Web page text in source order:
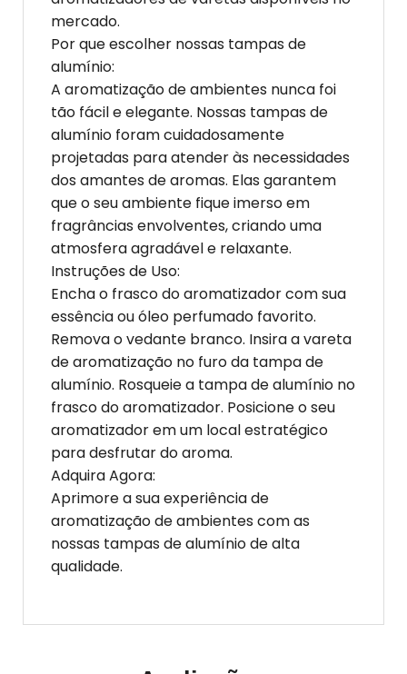
mercado.
Por que escolher nossas tampas de
alumínio:
A aromatização de ambientes nunca foi
tão fácil e elegante. Nossas tampas de
alumínio foram cuidadosamente
projetadas para atender às necessidades
dos amantes de aromas. Elas garantem
que o seu ambiente fique imerso em
fragrâncias envolventes, criando uma
atmosfera agradável e relaxante.
Instruções de Uso:
Encha o frasco do aromatizador com sua
essência ou óleo perfumado favorito.
Remova o vedante branco. Insira a vareta
de aromatização no furo da tampa de
alumínio. Rosqueie a tampa de alumínio no
frasco do aromatizador. Posicione o seu
aromatizador em um local estratégico
para desfrutar do aroma.
Adquira Agora:
Aprimore a sua experiência de
aromatização de ambientes com as
nossas tampas de alumínio de alta
qualidade.